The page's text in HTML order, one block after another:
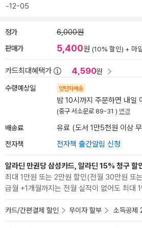
-12-05
정가 6,000원
판매가 5,400원 (10% 할인) + 마
카드최대혜택가 4,590원
수령예상일 양탄자배송
밤 10시까지 주문하면 내일
(중구 서소문로 89-31 ) 변경
배송료 유료 (도서 1만5천원 이상
전자책 전자책 출간알림 신청
알라딘 만권당 삼성카드, 알라딘 15% 청구 할
최대 1만원 또는 2만원 할인(전월 30만원 또
급월 +1개월까지는 전월 실적이 없어도 최대
카드/간편결제 할인 무이자 할부 소득공제